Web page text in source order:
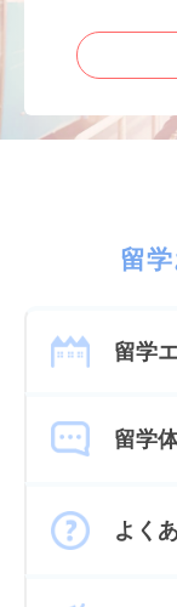
留
留学
留学
よく